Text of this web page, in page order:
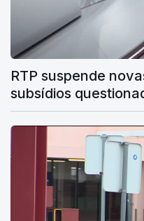
RTP suspende
subsídios